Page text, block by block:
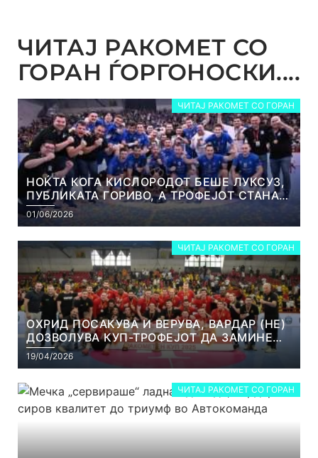
ЧИТАЈ РАКОМЕТ СО
ГОРАН ЃОРГОНОСКИ....
ЧИТАЈ РАКОМЕТ СО ГОРАН
НОЌТА КОГА КИСЛОРОДОТ БЕШЕ ЛУКСУЗ,
ПУБЛИКАТА ГОРИВО, А ТРОФЕЈОТ СТАНА
РЕАЛНОСТ
01/06/2026
ЧИТАЈ РАКОМЕТ СО ГОРАН
ОХРИД ПОСАКУВА И ВЕРУВА, ВАРДАР (НЕ)
ДОЗВОЛУВА КУП-ТРОФЕЈОТ ДА ЗАМИНЕ
ОД СКОПЈЕ
19/04/2026
ЧИТАЈ РАКОМЕТ СО ГОРАН